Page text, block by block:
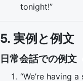
tonight!”
5. 実例と例文
日常会話での例文
“We’re having